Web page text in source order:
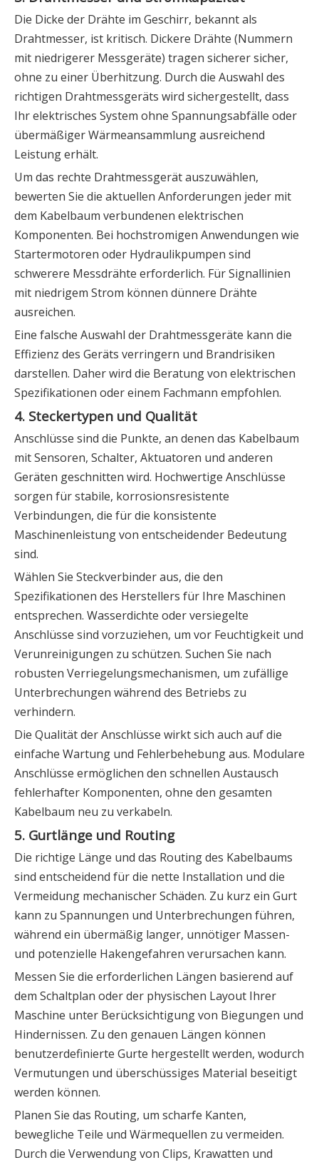
Die Dicke der Drähte im Geschirr, bekannt als
Drahtmesser, ist kritisch. Dickere Drähte (Nummern
mit niedrigerer Messgeräte) tragen sicherer sicher,
ohne zu einer Überhitzung. Durch die Auswahl des
richtigen Drahtmessgeräts wird sichergestellt, dass
Ihr elektrisches System ohne Spannungsabfälle oder
übermäßiger Wärmeansammlung ausreichend
Leistung erhält.
Um das rechte Drahtmessgerät auszuwählen,
bewerten Sie die aktuellen Anforderungen jeder mit
dem Kabelbaum verbundenen elektrischen
Komponenten. Bei hochstromigen Anwendungen wie
Startermotoren oder Hydraulikpumpen sind
schwerere Messdrähte erforderlich. Für Signallinien
mit niedrigem Strom können dünnere Drähte
ausreichen.
Eine falsche Auswahl der Drahtmessgeräte kann die
Effizienz des Geräts verringern und Brandrisiken
darstellen. Daher wird die Beratung von elektrischen
Spezifikationen oder einem Fachmann empfohlen.
4. Steckertypen und Qualität
Anschlüsse sind die Punkte, an denen das Kabelbaum
mit Sensoren, Schalter, Aktuatoren und anderen
Geräten geschnitten wird. Hochwertige Anschlüsse
sorgen für stabile, korrosionsresistente
Verbindungen, die für die konsistente
Maschinenleistung von entscheidender Bedeutung
sind.
Wählen Sie Steckverbinder aus, die den
Spezifikationen des Herstellers für Ihre Maschinen
entsprechen. Wasserdichte oder versiegelte
Anschlüsse sind vorzuziehen, um vor Feuchtigkeit und
Verunreinigungen zu schützen. Suchen Sie nach
robusten Verriegelungsmechanismen, um zufällige
Unterbrechungen während des Betriebs zu
verhindern.
Die Qualität der Anschlüsse wirkt sich auch auf die
einfache Wartung und Fehlerbehebung aus. Modulare
Anschlüsse ermöglichen den schnellen Austausch
fehlerhafter Komponenten, ohne den gesamten
Kabelbaum neu zu verkabeln.
5. Gurtlänge und Routing
Die richtige Länge und das Routing des Kabelbaums
sind entscheidend für die nette Installation und die
Vermeidung mechanischer Schäden. Zu kurz ein Gurt
kann zu Spannungen und Unterbrechungen führen,
während ein übermäßig langer, unnötiger Massen-
und potenzielle Hakengefahren verursachen kann.
Messen Sie die erforderlichen Längen basierend auf
dem Schaltplan oder der physischen Layout Ihrer
Maschine unter Berücksichtigung von Biegungen und
Hindernissen. Zu den genauen Längen können
benutzerdefinierte Gurte hergestellt werden, wodurch
Vermutungen und überschüssiges Material beseitigt
werden können.
Planen Sie das Routing, um scharfe Kanten,
bewegliche Teile und Wärmequellen zu vermeiden.
Durch die Verwendung von Clips, Krawatten und